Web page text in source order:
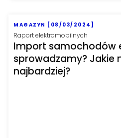
MAGAZYN [08/03/2024]
Raport elektromobilnych
Import samochodów
sprowadzamy? Jakie
najbardziej?